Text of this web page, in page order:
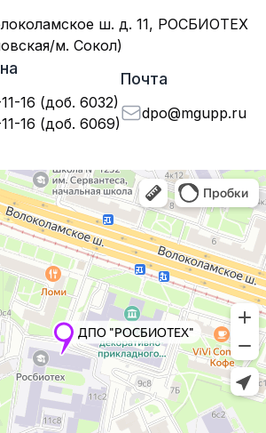
ш. д. 11, РОСБИОТЕХ
м. Сокол)
16 (доб. 6032)
16 (доб. 6069)
Почта
dpo@mgupp.ru